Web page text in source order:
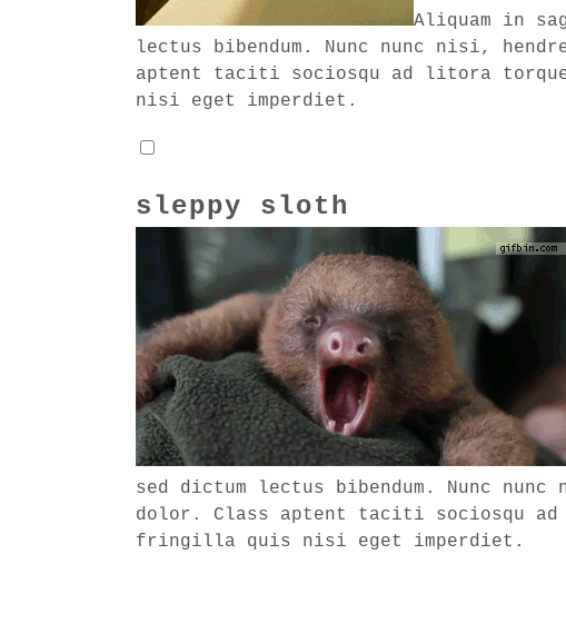
Aliquam in
lectus bibendum. Nunc nunc nisi,
aptent taciti sociosqu ad litora
nisi eget imperdiet.
sleppy sloth
sed dictum lectus bibendum. Nunc
dolor. Class aptent taciti sociosqu ad
fringilla quis nisi eget imperdiet.